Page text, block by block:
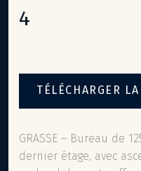
4
TÉLÉCHARGER
GRASSE – Bureau de
dernier étage, avec